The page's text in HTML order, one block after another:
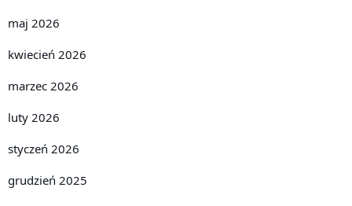
maj 2026
kwiecień 2026
marzec 2026
luty 2026
styczeń 2026
grudzień 2025